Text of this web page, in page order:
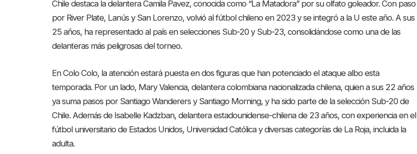
Chile destaca la delantera Camila Pavez, conocida como “La Matadora” por su olfato goleador. Con paso
por River Plate, Lanús y San Lorenzo, volvió al fútbol chileno en 2023 y se integró a la U este año. A sus
25 años, ha representado al país en selecciones Sub-20 y Sub-23, consolidándose como una de las
delanteras más peligrosas del torneo.
En Colo Colo, la atención estará puesta en dos figuras que han potenciado el ataque albo esta
temporada. Por un lado, Mary Valencia, delantera colombiana nacionalizada chilena, quien a sus 22 años
ya suma pasos por Santiago Wanderers y Santiago Morning, y ha sido parte de la selección Sub-20 de
Chile. Además de Isabelle Kadzban, delantera estadounidense-chilena de 23 años, con experiencia en el
fútbol universitario de Estados Unidos, Universidad Católica y diversas categorías de La Roja, incluida la
adulta.